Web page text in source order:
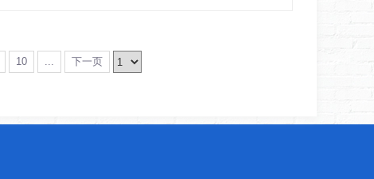
10 ... 下一页